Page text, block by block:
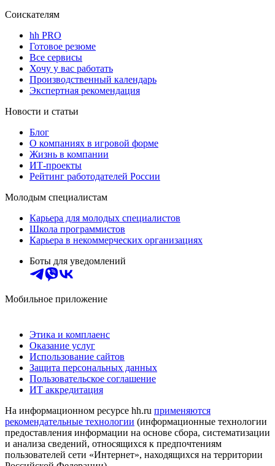
Соискателям
hh PRO
Готовое резюме
Все сервисы
Хочу у вас работать
Производственный календарь
Экспертная рекомендация
Новости и статьи
Блог
О компаниях в игровой форме
Жизнь в компании
ИТ-проекты
Рейтинг работодателей России
Молодым специалистам
Карьера для молодых специалистов
Школа программистов
Карьера в некоммерческих организациях
Боты для уведомлений
Мобильное приложение
Этика и комплаенс
Оказание услуг
Использование сайтов
Защита персональных данных
Пользовательское соглашение
ИТ аккредитация
На информационном ресурсе hh.ru применяются
рекомендательные технологии (информационные технологии
предоставления информации на основе сбора, систематизации
и анализа сведений, относящихся к предпочтениям
пользователей сети «Интернет», находящихся на территории